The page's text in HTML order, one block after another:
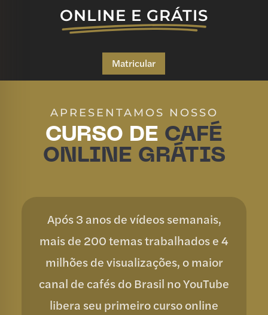
ONLINE E GRÁTIS
Matricular
APRESENTAMOS NOSSO
CURSO DE CAFÉ
ONLINE GRÁTIS
Após 3 anos de vídeos semanais,
mais de 200 temas trabalhados e 4
milhões de visualizações, o maior
canal de cafés do Brasil no YouTube
libera seu primeiro curso online